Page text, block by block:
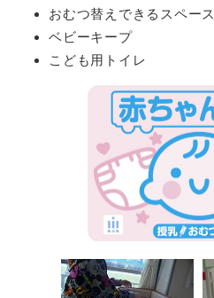
おむつ替えできるスペース
ベビーキープ
こども用トイレ